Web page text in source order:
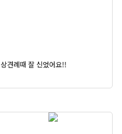
상견례때 잘 신었어요!!